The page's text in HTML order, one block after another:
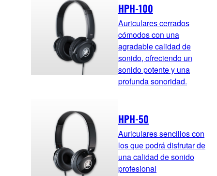
HPH-100
Auriculares cerrados
cómodos con una
agradable calidad de
sonido, ofreciendo un
sonido potente y una
profunda sonoridad.
HPH-50
Auriculares sencillos con
los que podrá disfrutar de
una calidad de sonido
profesional